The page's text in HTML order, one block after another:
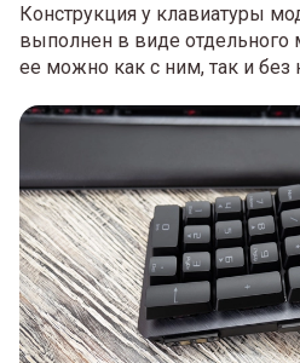
Конструкция у клавиатуры
выполнен в виде отдельного
ее можно как с ним, так и без